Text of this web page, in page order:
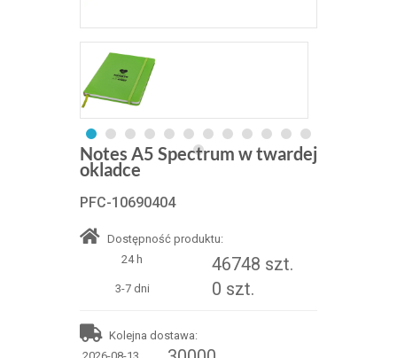
Notes A5 Spectrum w twardej
okladce
PFC-10690404
Dostępność produktu:
24 h
46748 szt.
3-7 dni 0 szt.
Kolejna dostawa: